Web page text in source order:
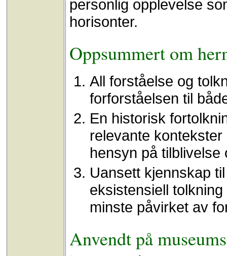
personlig opplevelse
horisonter.
Oppsummert om
All forståelse og
forforståelsen til
En historisk
relevante
hensyn på tilblivelse
Uansett kjennskap
eksistensiell
minste påvirket av
Anvendt på